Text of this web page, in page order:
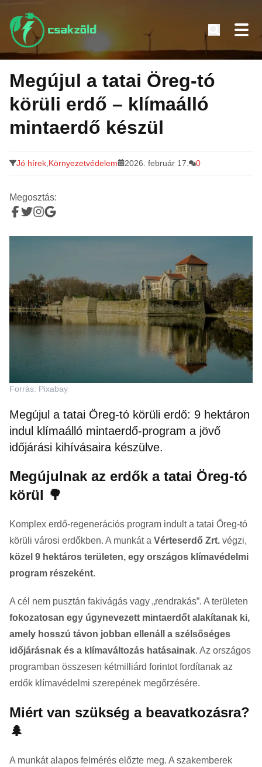
Tovább
tartalomra
Megújul a tatai Öreg-tó
körüli erdő – klímaálló
mintaerdő készül
Jó hírek Környezetvédelem 2026. február 17. 0
Megosztás:
Forrás: Pixabay
Megújul a tatai Öreg-tó körüli erdő: 9 hektáron
indul klímaálló mintaerdő-program a jövő
időjárási kihívásaira készülve.
Megújulnak az erdők a tatai Öreg-tó
körül 🌳
Komplex erdő-regenerációs program indult a tatai Öreg-tó
körüli városi erdőkben. A munkát a Vérteserdő Zrt. végzi,
közel 9 hektáros területen, egy országos klímavédelmi
program részeként.
A cél nem pusztán fakivágás vagy „rendrakás”. A területen
fokozatosan egy úgynevezett mintaerdőt alakítanak ki,
amely hosszú távon jobban ellenáll a szélsőséges
időjárásnak és a klímaváltozás hatásainak. Az országos
programban összesen kétmilliárd forintot fordítanak az
erdők klímavédelmi szerepének megőrzésére.
Miért van szükség a beavatkozásra?
🌲
A munkát alapos felmérés előzte meg. A szakemberek